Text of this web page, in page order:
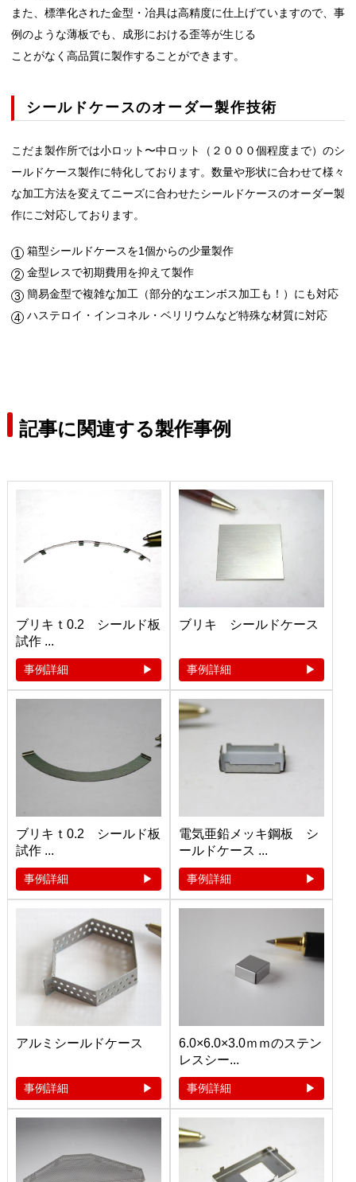
また、標準化された金型・冶具は高精度に仕上げていますので、事
例のような薄板でも、成形における歪等が生じる
ことがなく高品質に製作することができます。
シールドケースのオーダー製作技術
こだま製作所では小ロット〜中ロット（２０００個程度まで）のシ
ールドケース製作に特化しております。数量や形状に合わせて様々
な加工方法を変えてニーズに合わせたシールドケースのオーダー製
作にご対応しております。
箱型シールドケースを1個からの少量製作
金型レスで初期費用を抑えて製作
簡易金型で複雑な加工（部分的なエンボス加工も！）にも対応
ハステロイ・インコネル・ベリリウムなど特殊な材質に対応
記事に関連する製作事例
ブリキｔ0.2 シールド板
試作 ...
事例詳細
ブリキ シールドケース
事例詳細
ブリキｔ0.2 シールド板
試作 ...
事例詳細
電気亜鉛メッキ鋼板 シ
ールドケース ...
事例詳細
アルミシールドケース
事例詳細
6.0×6.0×3.0ｍｍのステン
レスシー...
事例詳細